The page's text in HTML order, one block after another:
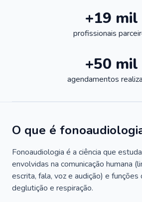
+19 mil
profissionais
+50 mil
agendamentos
O que é
Fonoaudiologia é a ciência que
envolvidas na comunicação humana
escrita, fala, voz e audição) e funções
deglutição e respiração.